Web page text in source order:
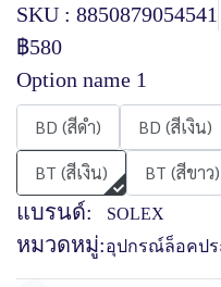
SKU : 8850879054541
฿580
Option name 1
BD (สีดำ) BD (สีเงิน)
BT (สีเงิน)
BT (สีขาว)
แบรนด์: SOLEX
หมวดหมู่:อุปกรณ์ล็อคปร